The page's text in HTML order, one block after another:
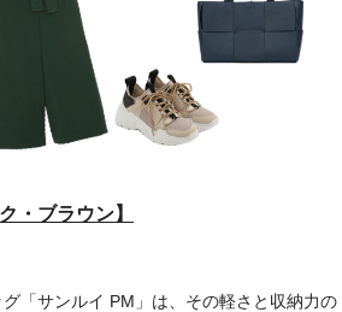
・ブラウン】
「サンルイ PM」は、その軽さと収納力の